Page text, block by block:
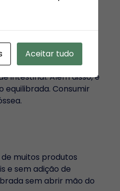
permite que cada
intestinal. Além disso, é
Consumir
muitos produtos
e sem adição de
sem abrir mão do
Aceitar tudo